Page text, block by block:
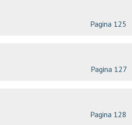
Pagina 125
Pagina 127
Pagina 128